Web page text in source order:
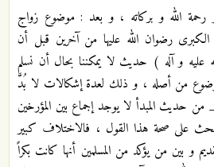
رحمة الله و بركاته ، و بعد : موضوع زواج
رضوان الله عليها من آخرين قبل أن
عليه و آله ) حديث لا يمكننا بحال أن نسلم
من أصله ، و ذلك لعدة إشكالات لا بُدَّ
نأخذها بعين الاعتبار : 1 _ من حديث المبدأ لا يوجد إجماع بين المؤرخين
على صحة هذا القول ، فالاختلاف كبير
و بين من يؤكد من المسلمين أنها كانت بكراً